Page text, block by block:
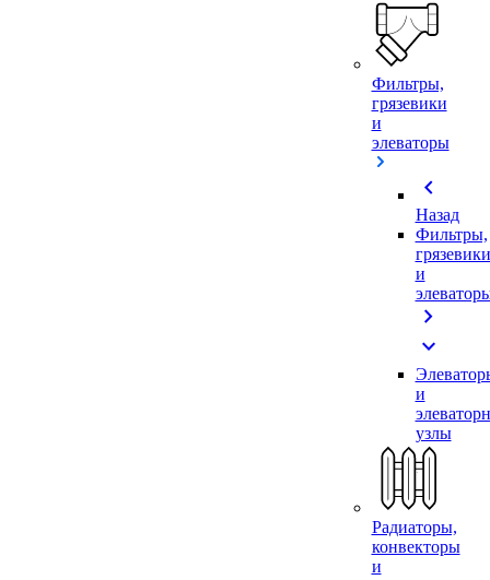
Фильтры,
грязевики
и
элеваторы
chevron_left
Назад
Фильтры,
грязевики
и
chevron_right
expand_more
и
узлы
Радиаторы,
конвекторы
и